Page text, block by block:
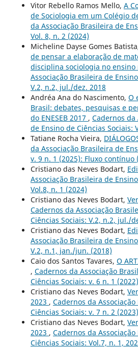
Vitor Rebello Ramos Mello, A
de Sociologia em um Colégio
da Associação Brasileira de
Vol. 8, n. 2 (2024)
Micheline Dayse Gomes
de pensar a elaboração de
disciplina sociologia no ensino
Associação Brasileira de
V.2, n.2, jul./dez. 2018
Andréa Ana do Nascimento, O
Brasil: debates, pesquisas e
do ENESEB 2017 , Cadernos da
de Ensino de Ciências Sociais:
Tatiane Rocha Vieira,
da Associação Brasileira de
v. 9 n. 1 (2025): Fluxo
Cristiano das Neves Bodart,
Associação Brasileira de
Vol.8, n. 1 (2024)
Cristiano das Neves Bodart,
Cadernos da Associação
Ciências Sociais: V.2, n.2, jul./
Cristiano das Neves Bodart,
Associação Brasileira de
V.2, n.1, jan./jun. (2018)
Caio dos Santos Tavares, O
, Cadernos da Associação
Ciências Sociais: v. 6 n. 1 (2022)
Cristiano das Neves Bodart,
2023 , Cadernos da
Ciências Sociais: v. 7 n. 2 (2023)
Cristiano das Neves Bodart,
2023 , Cadernos da
Ciências Sociais: Vol.7, n. 1,